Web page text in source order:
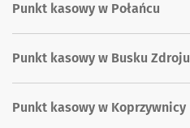
Punkt kasowy w Połańcu
Punkt kasowy w Busku Zdroju
Punkt kasowy w Koprzywnicy